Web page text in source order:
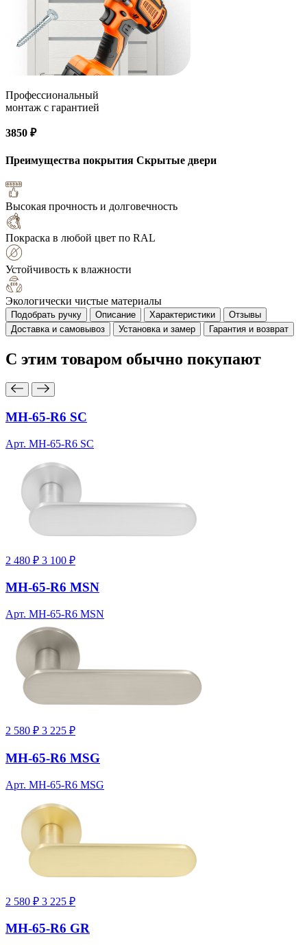
Профессиональный
монтаж с гарантией
3850 ₽
Преимущества покрытия Скрытые двери
Высокая прочность и долговечность
Покраска в любой цвет по RAL
Устойчивость к влажности
Экологически чистые материалы
Подобрать ручку Описание Характеристики
Отзывы
Доставка и самовывоз
Установка и замер Гарантия и возврат
С этим товаром обычно покупают
MH-65-R6 SC
Арт. MH-65-R6 SC
2 480 ₽ 3 100 ₽
MH-65-R6 MSN
Арт. MH-65-R6 MSN
2 580 ₽ 3 225 ₽
MH-65-R6 MSG
Арт. MH-65-R6 MSG
2 580 ₽ 3 225 ₽
MH-65-R6 GR